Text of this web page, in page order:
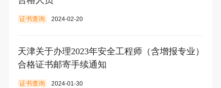
证书查询 2024-02-20
天津关于办理2023年安全工程师（含增报专业）
合格证书邮寄手续通知
证书查询 2024-01-30